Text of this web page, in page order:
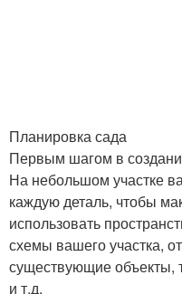
Планировка сада
Первым шагом в
На небольшом участке
каждую деталь, чтобы
использовать
схемы вашего участка,
существующие объекты,
и т.д.